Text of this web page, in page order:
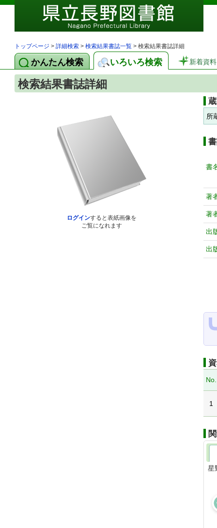
トップページ > 詳細検索 > 検索結果書誌一覧 > 検索結果書誌詳細
かんたん検索 いろいろ検索 新着資料
検索結果書誌詳細
ログインすると表紙画像を
ご覧になれます
所
書
著
著
出
出
No.
1
星